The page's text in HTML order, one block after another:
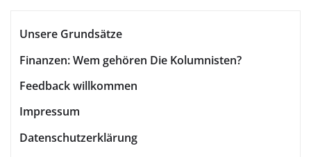
Unsere Grundsätze
Finanzen: Wem gehören Die Kolumnisten?
Feedback willkommen
Impressum
Datenschutzerklärung